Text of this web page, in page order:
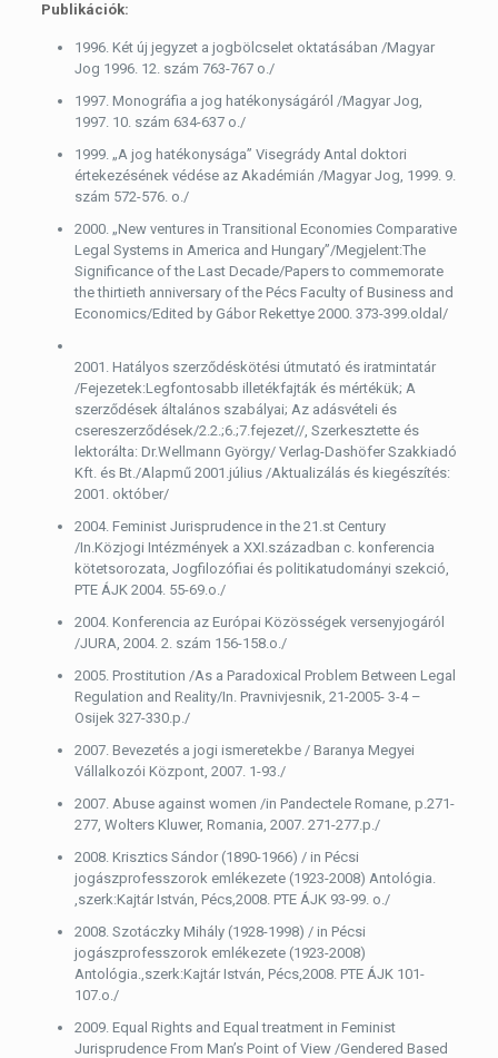
Publikációk:
1996. Két új jegyzet a jogbölcselet oktatásában /Magyar
Jog 1996. 12. szám 763-767 o./
1997. Monográfia a jog hatékonyságáról /Magyar Jog,
1997. 10. szám 634-637 o./
1999. „A jog hatékonysága” Visegrády Antal doktori
értekezésének védése az Akadémián /Magyar Jog, 1999. 9.
szám 572-576. o./
2000. „New ventures in Transitional Economies Comparative
Legal Systems in America and Hungary”/Megjelent:The
Significance of the Last Decade/Papers to commemorate
the thirtieth anniversary of the Pécs Faculty of Business and
Economics/Edited by Gábor Rekettye 2000. 373-399.oldal/
2001. Hatályos szerződéskötési útmutató és iratmintatár
/Fejezetek:Legfontosabb illetékfajták és mértékük; A
szerződések általános szabályai; Az adásvételi és
csereszerződések/2.2.;6.;7.fejezet//, Szerkesztette és
lektorálta: Dr.Wellmann György/ Verlag-Dashöfer Szakkiadó
Kft. és Bt./Alapmű 2001.július /Aktualizálás és kiegészítés:
2001. október/
2004. Feminist Jurisprudence in the 21.st Century
/In.Közjogi Intézmények a XXI.században c. konferencia
kötetsorozata, Jogfilozófiai és politikatudományi szekció,
PTE ÁJK 2004. 55-69.o./
2004. Konferencia az Európai Közösségek versenyjogáról
/JURA, 2004. 2. szám 156-158.o./
2005. Prostitution /As a Paradoxical Problem Between Legal
Regulation and Reality/In. Pravnivjesnik, 21-2005- 3-4 –
Osijek 327-330.p./
2007. Bevezetés a jogi ismeretekbe / Baranya Megyei
Vállalkozói Központ, 2007. 1-93./
2007. Abuse against women /in Pandectele Romane, p.271-
277, Wolters Kluwer, Romania, 2007. 271-277.p./
2008. Krisztics Sándor (1890-1966) / in Pécsi
jogászprofesszorok emlékezete (1923-2008) Antológia.
,szerk:Kajtár István, Pécs,2008. PTE ÁJK 93-99. o./
2008. Szotáczky Mihály (1928-1998) / in Pécsi
jogászprofesszorok emlékezete (1923-2008)
Antológia.,szerk:Kajtár István, Pécs,2008. PTE ÁJK 101-
107.o./
2009. Equal Rights and Equal treatment in Feminist
Jurisprudence From Man’s Point of View /Gendered Based